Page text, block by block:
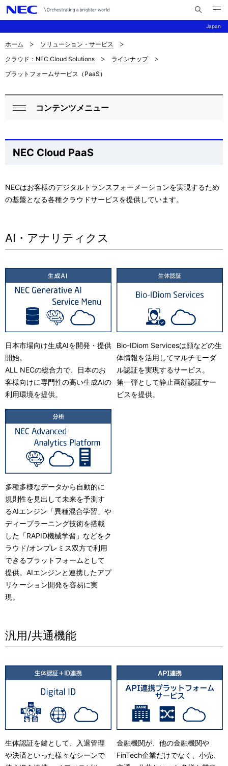
Japan
イ
メ
ニ
ュ
ナ
ビ
ゲ
ー
ン
サ
イ
内
現
在
置
ホーム
ソリューション・サービス
クラウド：NEC Cloud Solutions
ラインナップ
プラットフォームサービス（PaaS）
ロ
カ
ナ
ビ
ー
ョ
コンテンツメニュー
NEC Cloud PaaS
NECはお客様のデジタルトランスフォーメーションを実現するため
の基盤となる各種クラウドサービスを提供しています。
AI・アナリティクス
日本市場向け生成AIを開発・提供
開始。
ALL NECの総合力で、日本のお
客様向けに専門性の高い生成AIの
利用環境を提供。
Bio-IDiom Servicesは顔などの生
体情報を活用してマルチモーダ
ル認証を実現するサービス。
第一弾として静止画顔認証サー
ビスを提供。
多種多様なデータから自動的に
規則性を見出して未来を予測す
るAIエンジン「異種混合学習」や
ディープラーニング技術を搭載
した「RAPID機械学習」などをク
ラウド/オンプレミス双方で利用
できるプラットフォームとして
提供。AIエンジンと連携したアプ
リケーション開発を容易に実
現。
汎用/共通機能
生体認証を鍵として、入退管理
や決済といった様々なシーンで
金融機関が、他の金融機関や
FinTech企業だけでなく、小売、